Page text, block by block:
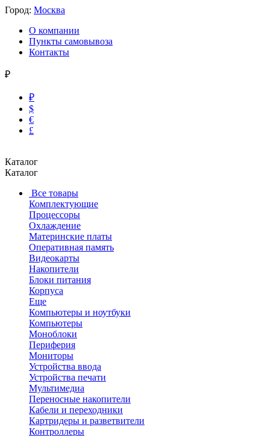
Город: Москва
О компании
Пункты самовывоза
Контакты
₽
₽
$
€
£
Каталог
Каталог
Все товары
Комплектующие
Процессоры
Охлаждение
Материнские платы
Оперативная память
Видеокарты
Накопители
Блоки питания
Корпуса
Еще
Компьютеры и ноутбуки
Компьютеры
Моноблоки
Периферия
Мониторы
Устройства ввода
Устройства печати
Мультимедиа
Переносные накопители
Кабели и переходники
Картридеры и разветвители
Контроллеры